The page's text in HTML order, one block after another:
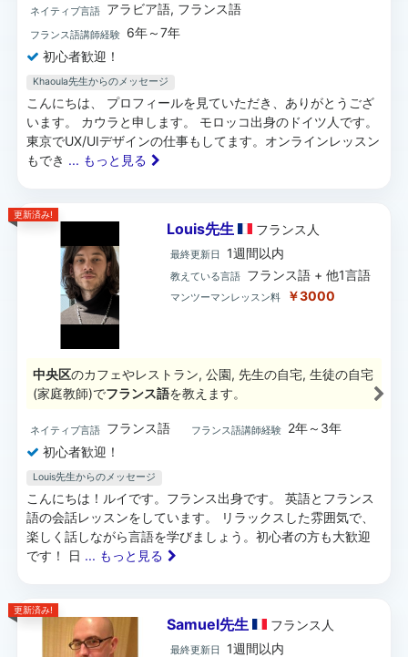
ネイティブ言語 アラビア語, フランス語
フランス語講師経験
6年～7年
初心者歓迎！
Khaoula先生からのメッセージ
こんにちは、 プロフィールを見ていただき、ありがとうござ
います。 カウラと申します。 モロッコ出身のドイツ人です。
東京でUX/UIデザインの仕事もしてます。オンラインレッスン
もでき ... もっと見る
更新済み!
Louis先生 フランス 人
最終更新日 1週間以内
教えている言語 フランス語 + 他1言語
マンツーマンレッスン料 ￥3000
中央区のカフェやレストラン, 公園, 先生の自宅, 生徒の自宅
(家庭教師)でフランス語を教えます。
ネイティブ言語 フランス語 フランス語講師経験
2年～3年
初心者歓迎！
Louis先生からのメッセージ
こんにちは！ルイです。フランス出身です。 英語とフランス
語の会話レッスンをしています。 リラックスした雰囲気で、
楽しく話しながら言語を学びましょう。初心者の方も大歓迎
です！ 日 ... もっと見る
更新済み!
Samuel先生 フランス 人
最終更新日 1週間以内